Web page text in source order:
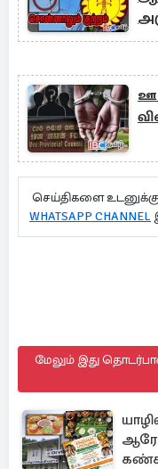
செய்திகளை
WHATSAPP CHANNEL
மேலும் இது